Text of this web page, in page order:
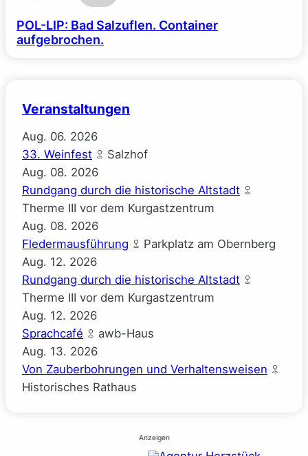
POL-LIP: Bad Salzuflen. Container
aufgebrochen.
Veranstaltungen
Aug. 06. 2026
33. Weinfest
Salzhof
Aug. 08. 2026
Rundgang durch die historische Altstadt
Therme III vor dem Kurgastzentrum
Aug. 08. 2026
Fledermausführung
Parkplatz am Obernberg
Aug. 12. 2026
Rundgang durch die historische Altstadt
Therme III vor dem Kurgastzentrum
Aug. 12. 2026
Sprachcafé
awb-Haus
Aug. 13. 2026
Von Zauberbohrungen und Verhaltensweisen
Historisches Rathaus
Anzeigen